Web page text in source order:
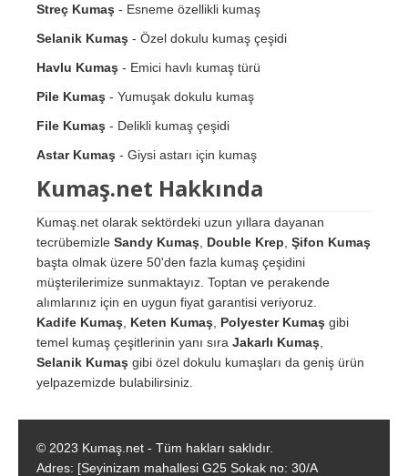
Streç Kumaş - Esneme özellikli kumaş
Selanik Kumaş - Özel dokulu kumaş çeşidi
Havlu Kumaş - Emici havlı kumaş türü
Pile Kumaş - Yumuşak dokulu kumaş
File Kumaş - Delikli kumaş çeşidi
Astar Kumaş - Giysi astarı için kumaş
Kumaş.net Hakkında
Kumaş.net olarak sektördeki uzun yıllara dayanan
tecrübemizleSandy Kumaş Double Krep ,Şifon Kumaş
başta olmak üzere 50'den fazla kumaş çeşidini
müşterilerimize sunmaktayız. Toptan ve perakende
alımlarınız için en uygun fiyat garantisi veriyoruz.
Kadife Kumaş
Keten Kumaş Polyester Kumaş gibi
temel kumaş çeşitlerinin yanı sıraJakarlı Kumaş
Selanik Kumaş gibi özel dokulu kumaşları da geniş ürün
yelpazemizde bulabilirsiniz.
© 2023 Kumaş.net - Tüm hakları saklıdır.
Adres: [Seyinizam mahallesi G25 Sokak no: 30/A